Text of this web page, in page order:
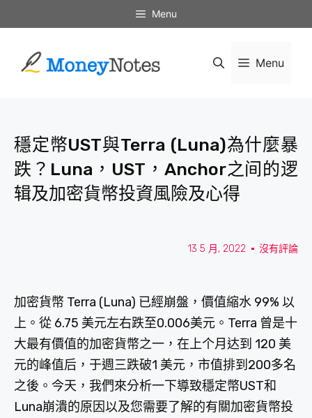
Menu
Menu
穩定幣UST與Terra (Luna)為什麼暴
跌？Luna，UST，Anchor之间的逻
辑及加密貨幣投資風險及心得
13 5 月, 2022 沒有評論
加密貨幣 Terra (Luna) 已經崩盤，價值縮水 99% 以
上。從 6.75 美元左右跌至0.006美元。Terra 曾是十
大最有價值的加密貨幣之一，在上个月达到 120 美
元的峰值后，于週三跌破1 美元，市值排到200多名
之後。今天，我們來分析一下導致穩定幣UST和
Luna崩潰的原因以及您需要了解的有關加密貨幣投